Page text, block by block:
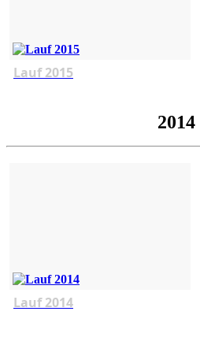
Lauf 2015
2014
Lauf 2014